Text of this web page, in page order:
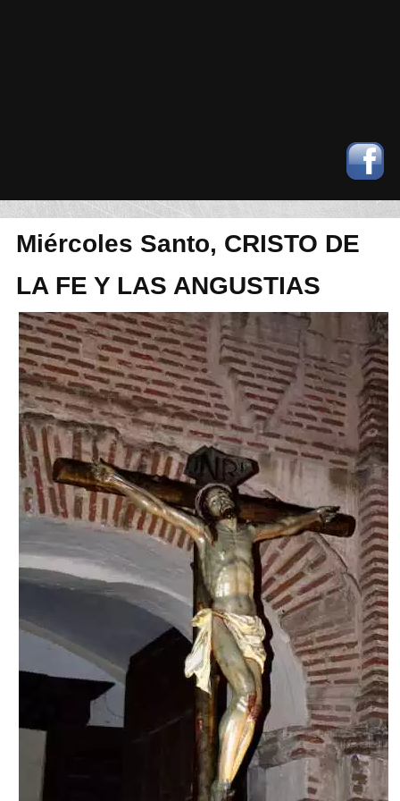
Miércoles Santo, CRISTO DE
LA FE Y LAS ANGUSTIAS